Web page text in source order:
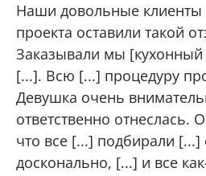
Наши довольные клиенты
проекта оставили такой
Заказывали мы [кухонный
[...]. Всю [...] процедуру
Девушка очень
ответственно отнеслась.
что все [...] подбирали [...]
досконально, [...] и все